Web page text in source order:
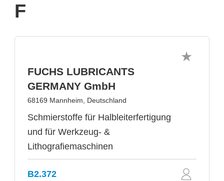
F
FUCHS LUBRICANTS
GERMANY GmbH
68169 Mannheim, Deutschland
Schmierstoffe für Halbleiterfertigung
und für Werkzeug- &
Lithografiemaschinen
B2.372